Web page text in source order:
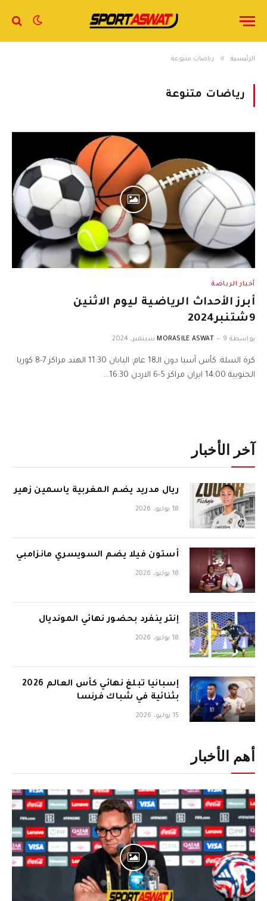
الرئيسية » رياضات متنوعة
رياضات متنوعة
أخبار الرياضة
أبرز الأحداث الرياضية ليوم الاثنين
9شتنبر2024
بواسطة MORASILE ASWAT 9 سبتمبر، 2024
كرة السلة: ​كأس آسيا دون الـ18 عام​: اليابان 11:30 الهند مراكز 7-8 كوريا
الجنوبية 14:00 ايران مراكز 5-6 الاردن 16:30…
آخر الأخبار
ريال مدريد يضم المغربية ياسمين زهير
18 يوليو، 2026
أستون فيلا يضم السويسري مانزامبي
18 يوليو، 2026
إنتر ينفرد بحضور نهائي المونديال
18 يوليو، 2026
إسبانيا تبلغ نهائي كأس العالم 2026
بثنائية في شباك فرنسا
15 يوليو، 2026
أهم الأخبار